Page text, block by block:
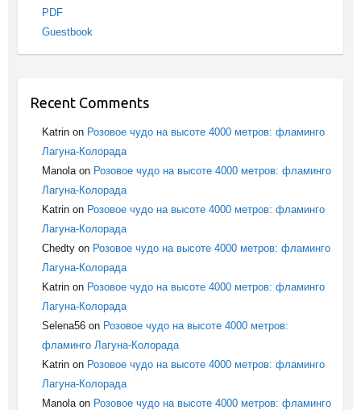
PDF
Guestbook
Recent Comments
Katrinon Розовое чудо на высоте 4000 метров: фламинго
Лагуна-Колорада
Manolaon Розовое чудо на высоте 4000 метров: фламинго
Лагуна-Колорада
Katrinon Розовое чудо на высоте 4000 метров: фламинго
Лагуна-Колорада
Chedtyon Розовое чудо на высоте 4000 метров: фламинго
Лагуна-Колорада
Katrinon Розовое чудо на высоте 4000 метров: фламинго
Лагуна-Колорада
Selena56on Розовое чудо на высоте 4000 метров:
фламинго Лагуна-Колорада
Katrinon Розовое чудо на высоте 4000 метров: фламинго
Лагуна-Колорада
Manolaon Розовое чудо на высоте 4000 метров: фламинго